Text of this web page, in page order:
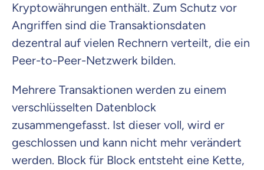
Kryptowährungen enthält. Zum Schutz vor
Angriffen sind die Transaktionsdaten
dezentral auf vielen Rechnern verteilt, die ein
Peer-to-Peer-Netzwerk bilden.
Mehrere Transaktionen werden zu einem
verschlüsselten Datenblock
zusammengefasst. Ist dieser voll, wird er
geschlossen und kann nicht mehr verändert
werden. Block für Block entsteht eine Kette,